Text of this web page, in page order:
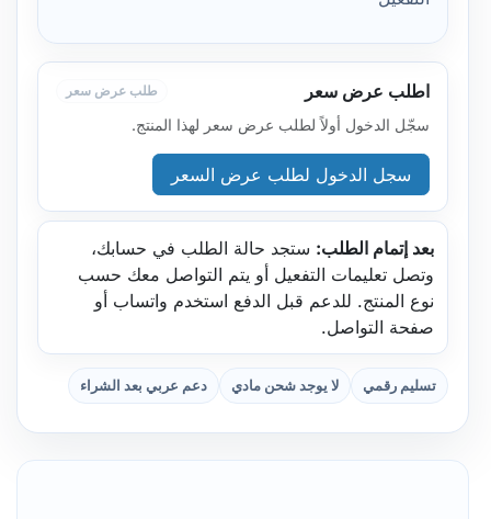
اطلب عرض سعر طلب عرض سعر
سجّل الدخول أولاً لطلب عرض سعر لهذا المنتج.
سجل الدخول لطلب عرض السعر
بعد إتمام الطلب: ستجد حالة الطلب في حسابك،
وتصل تعليمات التفعيل أو يتم التواصل معك حسب
نوع المنتج. للدعم قبل الدفع استخدم واتساب أو
صفحة التواصل.
تسليم رقمي لا يوجد شحن مادي دعم عربي بعد الشراء